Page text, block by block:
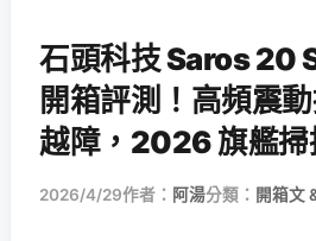
石頭科技 Saros 20
開箱評測！高頻震
越障，2026 旗艦掃
2026/4/29作者： 阿湯分類： 開箱文